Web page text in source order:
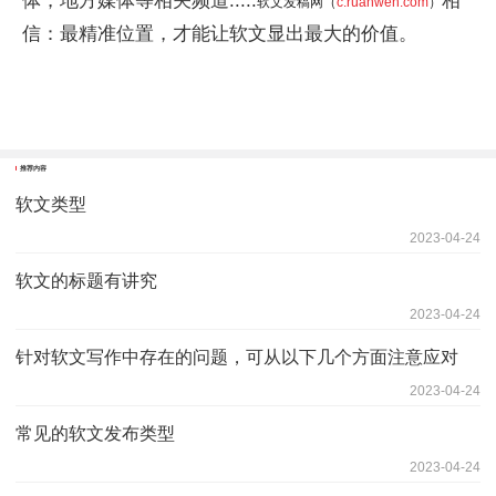
信：最精准位置，才能让软文显出最大的价值。
推荐内容
软文类型
2023-04-24
软文的标题有讲究
2023-04-24
针对软文写作中存在的问题，可从以下几个方面注意应对
2023-04-24
常见的软文发布类型
2023-04-24